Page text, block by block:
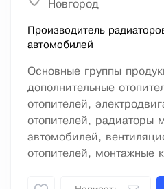
Новгород
Производитель
автомобилей
Основные группы
дополнительные
отопителей,
отопителей, радиаторы
автомобилей,
отопителей, монтажные